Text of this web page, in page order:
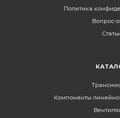
Политика
Вопрос-
Компоненты